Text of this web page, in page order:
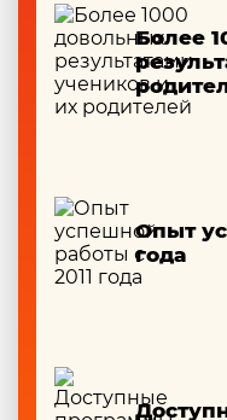
Более
Опыт
года